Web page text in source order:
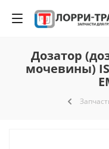
Дозатор
мочевины)